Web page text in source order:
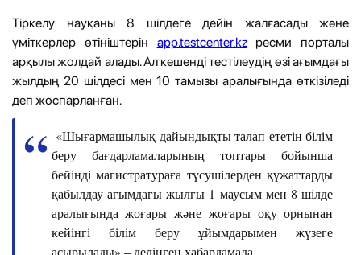
Тіркелу науқаны 8 шілдеге дейін жалғасады және
үміткерлер өтініштерін app.testcenter.kzресми порталы
арқылы жолдай алады. Ал кешенді тестілеудің өзі ағымдағы
жылдың 20 шілдесі мен 10 тамызы аралығында өткізіледі
деп жоспарланған.
«Шығармашылық дайындықты талап ететін білім
беру бағдарламаларының топтары бойынша
бейінді магистратураға түсушілерден құжаттарды
қабылдау ағымдағы жылғы 1 маусым мен 8 шілде
аралығында жоғары және жоғары оқу орнынан
кейінгі білім беру ұйымдарымен жүзеге
асырылады»,– делінген хабарламада.